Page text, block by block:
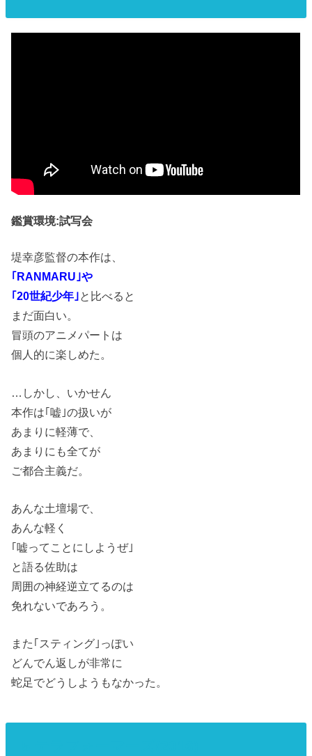
鑑賞環境:試写会
堤幸彦監督の本作は、
｢RANMARU｣や
｢20世紀少年｣と比べると
まだ面白い。
冒頭のアニメパートは
個人的に楽しめた。
…しかし、いかせん
本作は｢嘘｣の扱いが
あまりに軽薄で、
あまりにも全てが
ご都合主義だ。
あんな土壇場で、
あんな軽く
｢嘘ってことにしようぜ｣
と語る佐助は
周囲の神経逆立てるのは
免れないであろう。
また｢スティング｣っぽい
どんでん返しが非常に
蛇足でどうしようもなかった。